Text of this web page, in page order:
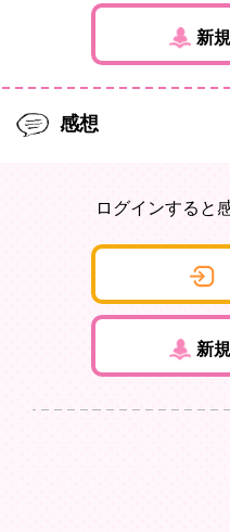
新
感想
ログインすると
新